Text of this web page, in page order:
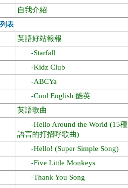
自我介紹
表
英語好站報報
-Starfall
-Kidz Club
-ABCYa
-Cool English 酷英
英語歌曲
-Hello Around the World (15種
語言的打招呼歌曲)
-Hello! (Super Simple Song)
-Five Little Monkeys
-Thank You Song